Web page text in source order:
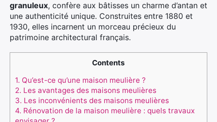
granuleux, confère aux bâtisses un charme d’antan et
une authenticité unique. Construites entre 1880 et
1930, elles incarnent un morceau précieux du
patrimoine architectural français.
Contents
1. Qu’est-ce qu’une maison meulière ?
2. Les avantages des maisons meulières
3. Les inconvénients des maisons meulières
4. Rénovation de la maison meulière : quels travaux